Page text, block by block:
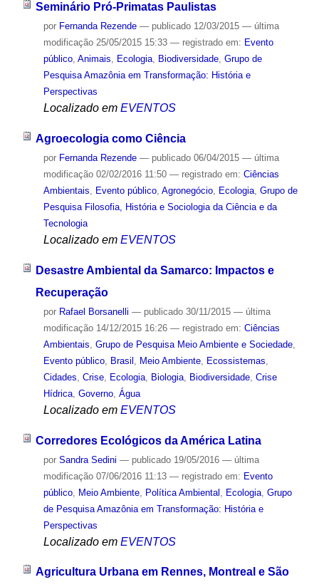
Seminário Pró-Primatas Paulistas
por Fernanda Rezende — publicado12/03/2015 — última
modificação25/05/2015 15:33 — registrado em: Evento
público, Animais, Ecologia, Biodiversidade, Grupo de
Pesquisa Amazônia em Transformação: História e
Perspectivas
Localizado em EVENTOS
Agroecologia como Ciência
por Fernanda Rezende — publicado06/04/2015 — última
modificação02/02/2016 11:50 — registrado em: Ciências
Ambientais, Evento público, Agronegócio, Ecologia, Grupo de
Pesquisa Filosofia, História e Sociologia da Ciência e da
Tecnologia
Localizado em EVENTOS
Desastre Ambiental da Samarco: Impactos e
Recuperação
por Rafael Borsanelli — publicado30/11/2015 — última
modificação14/12/2015 16:26 — registrado em: Ciências
Ambientais Grupo de Pesquisa Meio Ambiente e Sociedade,
Evento público, Brasil Meio Ambiente, Ecossistemas
Cidades Crise, Ecologia, Biologia, Biodiversidade, Crise
Hídrica, Governo, Água
Localizado em EVENTOS
Corredores Ecológicos da América Latina
por Sandra Sedini — publicado19/05/2016 — última
modificação07/06/2016 11:13 — registrado em: Evento
público, Meio Ambiente, Política Ambiental Ecologia, Grupo
de Pesquisa Amazônia em Transformação: História e
Perspectivas
Localizado em EVENTOS
Agricultura Urbana em Rennes, Montreal e São